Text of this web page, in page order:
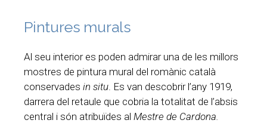
Pintures murals
Al seu interior es poden admirar una de les millors
mostres de pintura mural del romànic català
conservades in situ . Es van descobrir l’any 1919,
darrera del retaule que cobria la totalitat de l’absis
central i són atribuïdes al Mestre de Cardona.